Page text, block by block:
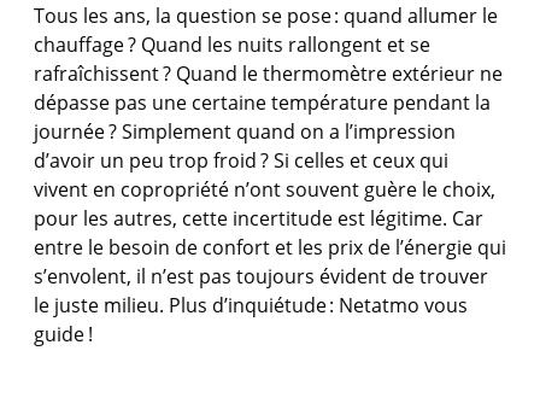
Tous les ans, la question se pose : quand allumer le
chauffage? Quand les nuits rallongent et se
rafraîchissent? Quand lethermomètre extérieur ne
dépasse pas une certainetempérature pendant la
journée? Simplement quand on a l’impression
d’avoir un peu trop froid? Si celles et ceux qui
vivent en copropriété n’ontsouvent guère le choix,
pour les autres, cette incertitude est légitime. Car
entre le besoin de confort et les prix de l’énergie qui
s’envolent, il n’est pas toujours évident detrouver
le juste milieu. Plus d’inquiétude: Netatmo vous
guide !